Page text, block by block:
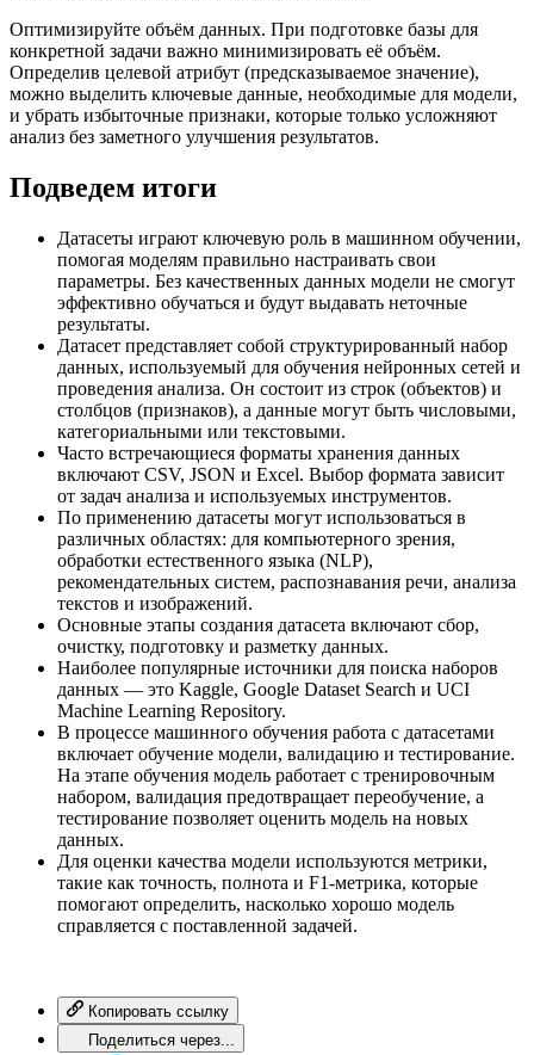
Оптимизируйте объём данных. При подготовке базы для
конкретной задачи важно минимизировать её объём.
Определив целевой атрибут (предсказываемое значение),
можно выделить ключевые данные, необходимые для модели,
и убрать избыточные признаки, которые только усложняют
анализ без заметного улучшения результатов.
Подведем итоги
Датасеты играют ключевую роль в машинном обучении,
помогая моделям правильно настраивать свои
параметры. Без качественных данных модели не смогут
эффективно обучаться и будут выдавать неточные
результаты.
Датасет представляет собой структурированный набор
данных, используемый для обучения нейронных сетей и
проведения анализа. Он состоит из строк (объектов) и
столбцов (признаков), а данные могут быть числовыми,
категориальными или текстовыми.
Часто встречающиеся форматы хранения данных
включают CSV, JSON и Excel. Выбор формата зависит
от задач анализа и используемых инструментов.
По применению датасеты могут использоваться в
различных областях: для компьютерного зрения,
обработки естественного языка (NLP),
рекомендательных систем, распознавания речи, анализа
текстов и изображений.
Основные этапы создания датасета включают сбор,
очистку, подготовку и разметку данных.
Наиболее популярные источники для поиска наборов
данных — это Kaggle, Google Dataset Search и UCI
Machine Learning Repository.
В процессе машинного обучения работа с датасетами
включает обучение модели, валидацию и тестирование.
На этапе обучения модель работает с тренировочным
набором, валидация предотвращает переобучение, а
тестирование позволяет оценить модель на новых
данных.
Для оценки качества модели используются метрики,
такие как точность, полнота и F1-метрика, которые
помогают определить, насколько хорошо модель
справляется с поставленной задачей.
Копировать ссылку
Поделиться через...